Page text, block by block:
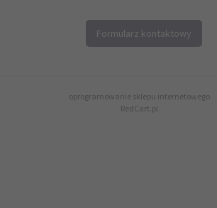
Formularz kontaktowy
oprogramowanie sklepu internetowego
RedCart.pl